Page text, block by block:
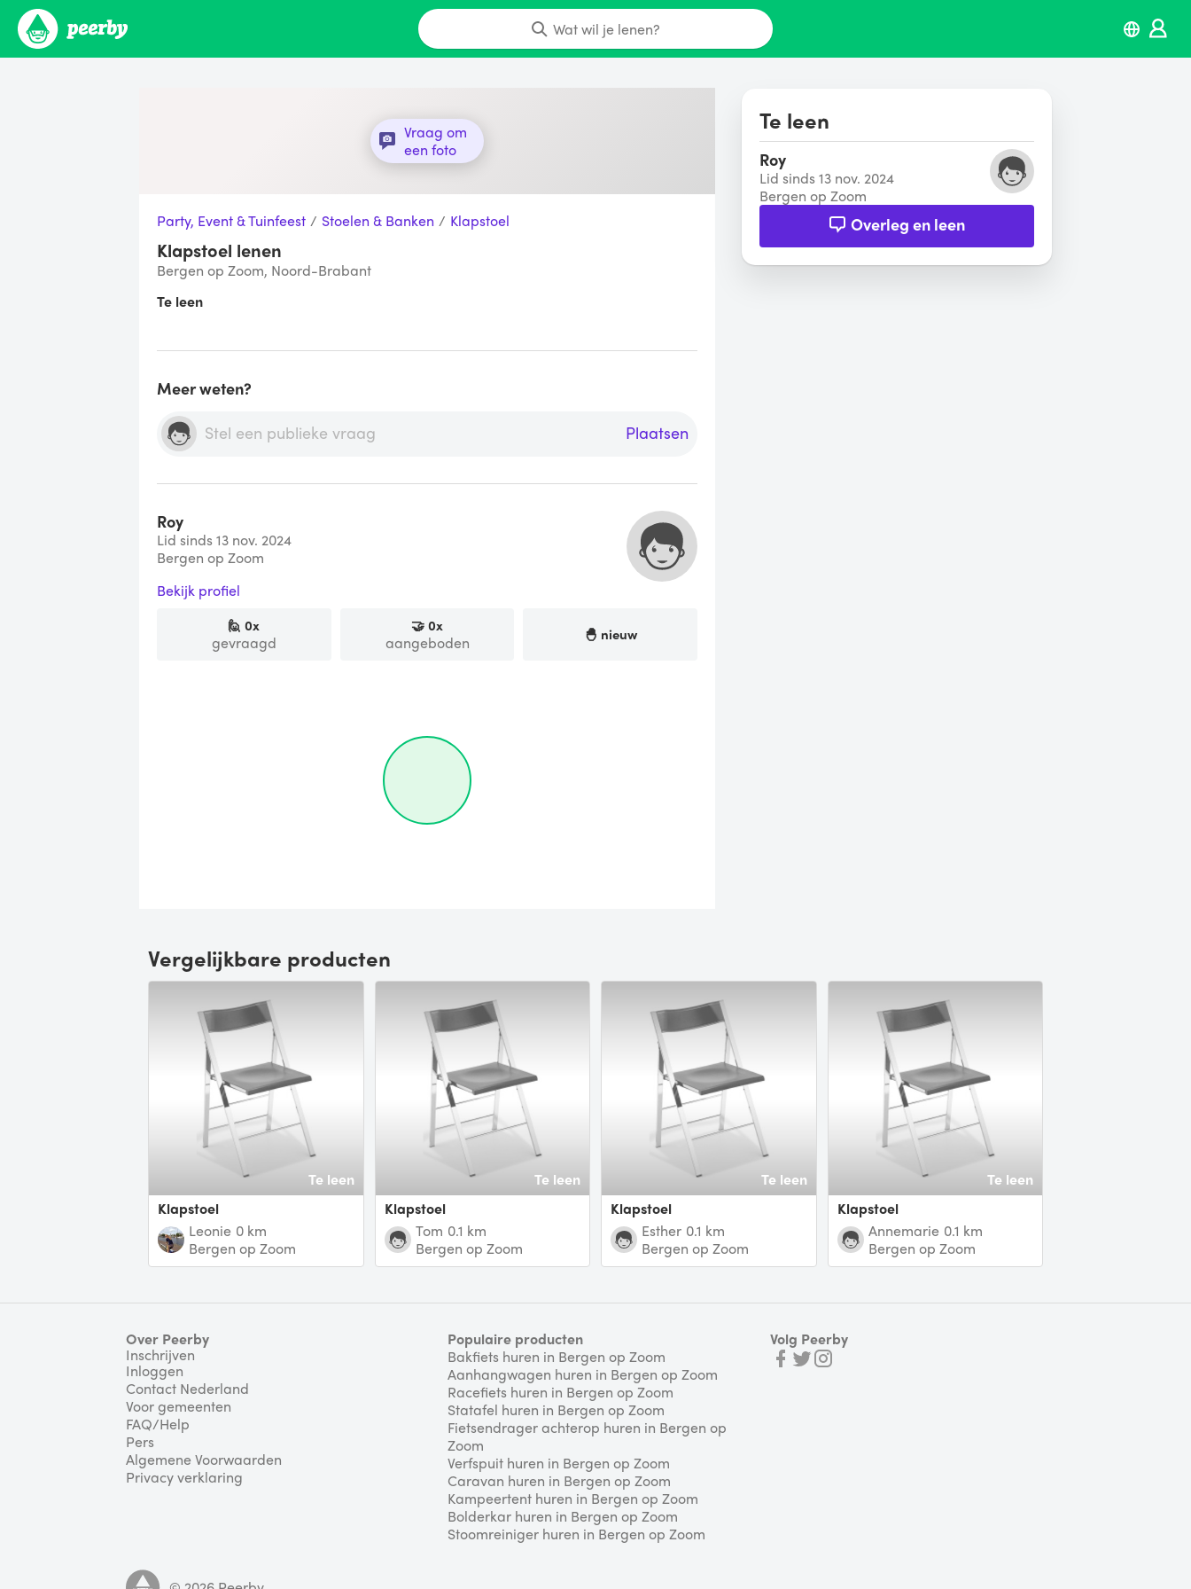
Wat wil je lenen?
Vraag om
een foto
Party, Event & Tuinfeest / Stoelen & Banken / Klapstoel
Klapstoel lenen
Bergen op Zoom, Noord-Brabant
Te leen
Meer weten?
Plaatsen
Roy
Lid sinds 13 nov. 2024
Bergen op Zoom
Bekijk profiel
🙋0x
gevraagd
🤝0x
aangeboden 🐣 nieuw
Vergelijkbare producten
Te leen
klapstoel
Leonie 0 km
Bergen op Zoom
Te leen
Klapstoel
Tom 0.1 km
Bergen op Zoom
Te leen
Klapstoel
Esther 0.1 km
Bergen op Zoom
Te leen
Klapstoel
Annemarie 0.1 km
Bergen op Zoom
Over Peerby
Inschrijven
Inloggen
Contact Nederland
Voor gemeenten
FAQ/Help
Pers
Algemene Voorwaarden
Privacy verklaring
Populaire producten
Bakfiets huren in Bergen op Zoom
Aanhangwagen huren in Bergen op Zoom
Racefiets huren in Bergen op Zoom
Statafel huren in Bergen op Zoom
Fietsendrager achterop huren in Bergen op
Zoom
Verfspuit huren in Bergen op Zoom
Caravan huren in Bergen op Zoom
Kampeertent huren in Bergen op Zoom
Bolderkar huren in Bergen op Zoom
Stoomreiniger huren in Bergen op Zoom
Volg Peerby
Te leen
Roy
Lid sinds 13 nov. 2024
Bergen op Zoom
Overleg en leen